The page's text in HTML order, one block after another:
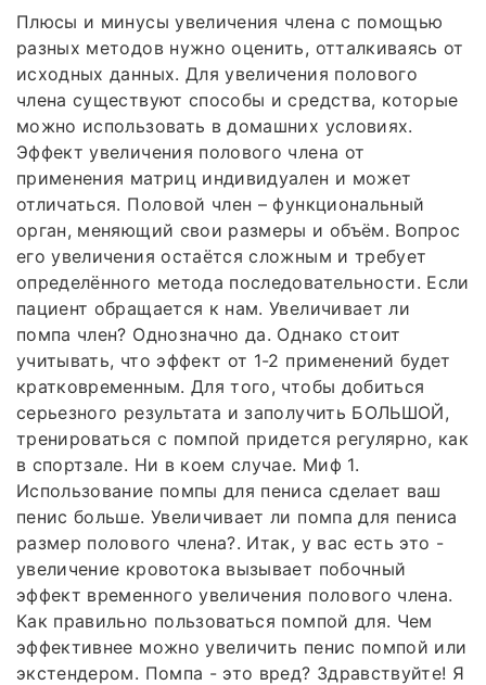
Плюсы и минусы увеличения члена с помощью
разных методов нужно оценить, отталкиваясь от
исходных данных. Для увеличения полового
члена существуют способы и средства, которые
можно использовать в домашних условиях.
Эффект увеличения полового члена от
применения матриц индивидуален и может
отличаться. Половой член – функциональный
орган, меняющий свои размеры и объём. Вопрос
его увеличения остаётся сложным и требует
определённого метода последовательности. Если
пациент обращается к нам. Увеличивает ли
помпа член? Однозначно да. Однако стоит
учитывать, что эффект от 1-2 применений будет
кратковременным. Для того, чтобы добиться
серьезного результата и заполучить БОЛЬШОЙ,
тренироваться с помпой придется регулярно, как
в спортзале. Ни в коем случае. Миф 1.
Использование помпы для пениса сделает ваш
пенис больше. Увеличивает ли помпа для пениса
размер полового члена?. Итак, у вас есть это -
увеличение кровотока вызывает побочный
эффект временного увеличения полового члена.
Как правильно пользоваться помпой для. Чем
эффективнее можно увеличить пенис помпой или
экстендером. Помпа - это вред? Здравствуйте! Я